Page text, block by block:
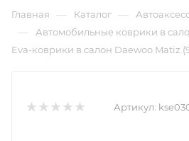
Главная — Каталог —
— Автомобильные коврики в
Eva-коврики в салон Daewoo Matiz
Артикул: